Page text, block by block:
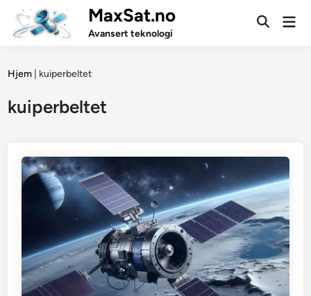
content
MaxSat.no
Avansert teknologi
Open
Hjem kuiperbeltet
kuiperbeltet